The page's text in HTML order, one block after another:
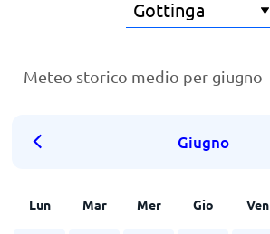
Meteo storico medio per giugno
Giugno
Lun Mar Mer Gio Ven